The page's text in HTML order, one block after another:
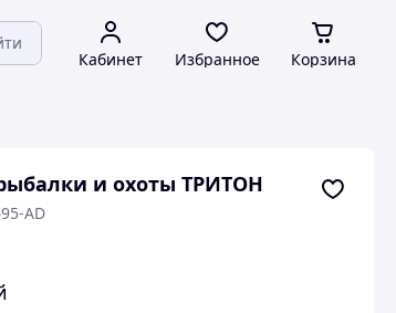
Кабинет Избранное Корзина
и охоты ТРИТОН
AD